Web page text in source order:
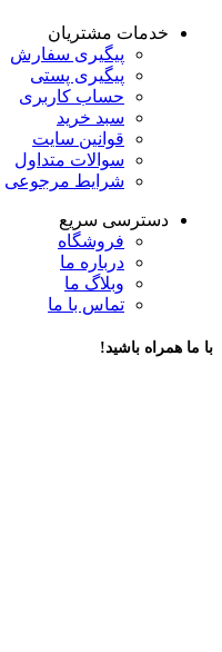
خدمات مشتریان
پیگیری سفارش
پیگیری پستی
حساب کاربری
سبد خرید
قوانین سایت
سوالات متداول
شرایط مرجوعی
دسترسی سریع
فروشگاه
درباره ما
وبلاگ ما
تماس با ما
با ما همراه باشید!